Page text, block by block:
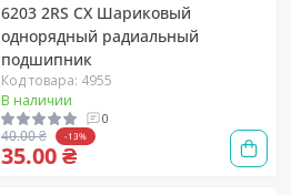
6203 2RS CX Шариковый
однорядный радиальный
подшипник
Код товара: 4955
В наличии
0
40.00 ₴ -13%
35.00 ₴